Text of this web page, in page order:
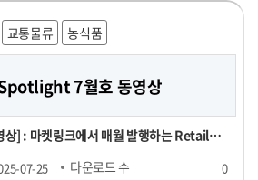
교통물류 농식품
7월호 동영상
] : 마켓링크에서 매월 발행하는 Retail
영상으로 제작한 파일
07-25 다운로드 수 0